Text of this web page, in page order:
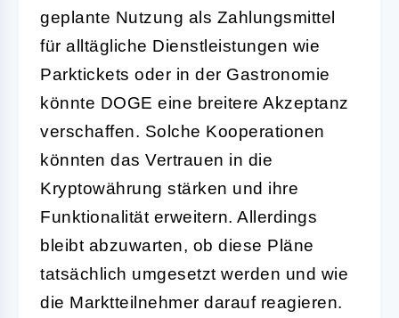
geplante Nutzung als Zahlungsmittel
für alltägliche Dienstleistungen wie
Parktickets oder in der Gastronomie
könnte DOGE eine breitere Akzeptanz
verschaffen. Solche Kooperationen
könnten das Vertrauen in die
Kryptowährung stärken und ihre
Funktionalität erweitern. Allerdings
bleibt abzuwarten, ob diese Pläne
tatsächlich umgesetzt werden und wie
die Marktteilnehmer darauf reagieren.